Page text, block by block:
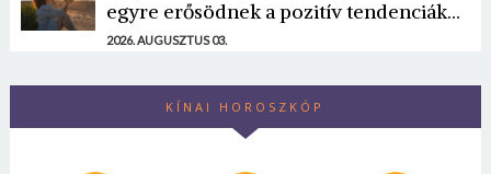
egyre erősödnek a pozitív tendenciák...
2026. AUGUSZTUS 03.
KÍNAI HOROSZKÓP